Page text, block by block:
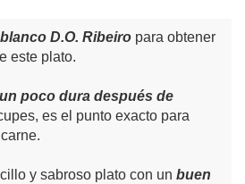
D.O. Ribeiro para obtener
este plato.
poco dura después de
es el punto exacto para
y sabroso plato con un buen